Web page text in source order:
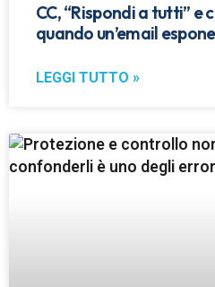
CC, “Rispondi a tutti” e
quando un’email
LEGGI TUTTO »